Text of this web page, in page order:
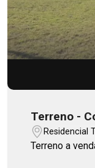
Terreno -
Residencial
Terreno a